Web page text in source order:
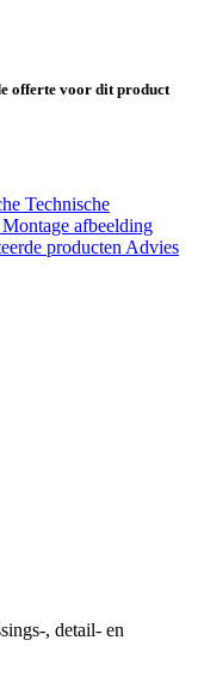
offerte voor dit product
Technische
Montage afbeelding
producten Advies
, detail- en